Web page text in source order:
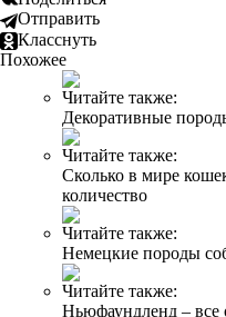
Отправить
Класснуть
Похожее
Читайте также:
Декоративные
Читайте также:
Сколько в мире
количество
Читайте также:
Немецкие породы
Читайте также:
Ньюфаундленд – все